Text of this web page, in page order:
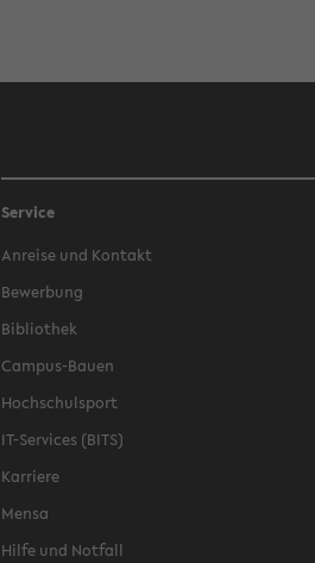
Service
Anreise und Kontakt
Bewerbung
Bibliothek
Campus-Bauen
Hochschulsport
IT-Services (BITS)
Karriere
Mensa
Hilfe und Notfall